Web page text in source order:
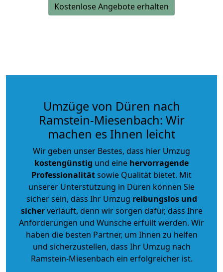
Kostenlose Angebote erhalten
Umzüge von Düren nach
Ramstein-Miesenbach: Wir
machen es Ihnen leicht
Wir geben unser Bestes, dass hier Umzug
kostengünstig und eine hervorragende
Professionalitätsowie Qualität bietet. Mit
unserer Unterstützung in Düren können Sie
sicher sein, dass Ihr Umzug reibungslos und
sicherverläuft, denn wir sorgen dafür, dass Ihre
Anforderungen und Wünsche erfüllt werden. Wir
haben die besten Partner, um Ihnen zu helfen
und sicherzustellen, dass Ihr Umzug nach
Ramstein-Miesenbach ein erfolgreicher ist.